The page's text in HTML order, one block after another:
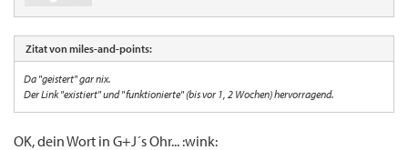
Zitat von miles-and-points:
Da "geistert" gar nix.
Der Link "existiert" und "funktionierte" (bis vor 1, 2 Wochen) hervorragend.
OK, dein Wort in G+J´s Ohr... :wink: